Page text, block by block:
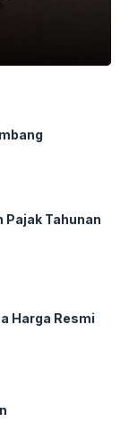
Tahunan
Harga Resmi